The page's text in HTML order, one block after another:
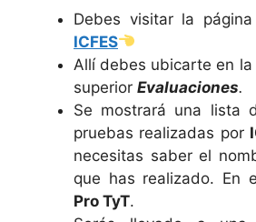
Debes visitar la
ICFES
Allí debes ubicarte en
superior Evaluaciones.
Se mostrará una lista
pruebas realizadas por
necesitas saber el
que has realizado. En
Pro TyT.